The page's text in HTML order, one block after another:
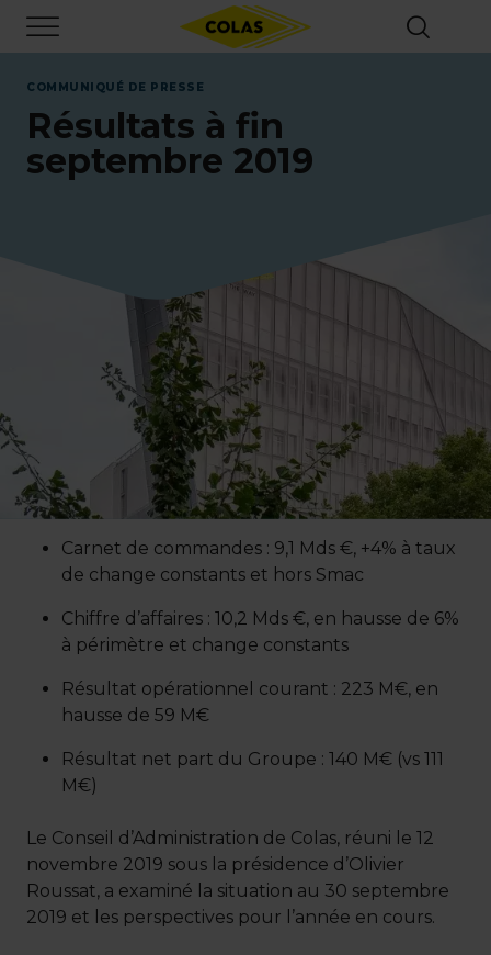
contenu
principal
COMMUNIQUÉ DE PRESSE
Résultats à fin
septembre 2019
Carnet de commandes : 9,1 Mds €, +4% à taux
de change constants et hors Smac
Chiffre d’affaires : 10,2 Mds €, en hausse de 6%
à périmètre et change constants
Résultat opérationnel courant : 223 M€, en
hausse de 59 M€
Résultat net part du Groupe : 140 M€ (vs 111
M€)
Le Conseil d’Administration de Colas, réuni le 12
novembre 2019 sous la présidence d’Olivier
Roussat, a examiné la situation au 30 septembre
2019 et les perspectives pour l’année en cours.